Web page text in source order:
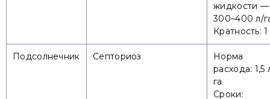
жидкости —
300–400 л/
Кратность: 1
Подсолнечник Септориоз
Норма
расхода: 1,5
га
Сроки: